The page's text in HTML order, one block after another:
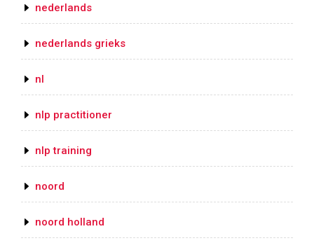
nederlands
nederlands grieks
nl
nlp practitioner
nlp training
noord
noord holland